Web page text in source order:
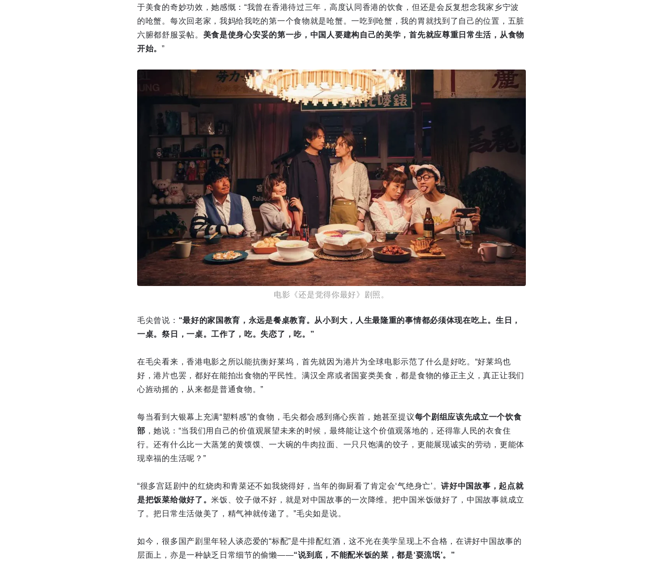
于美食的奇妙功效，她感慨：“我曾在香港待过三年，高度认同香港的饮食，但还是会反复想念我家乡宁波
的呛蟹。每次回老家，我妈给我吃的第一个食物就是呛蟹。一吃到呛蟹，我的胃就找到了自己的位置，五脏
六腑都舒服妥帖。 美食是使身心安妥的第一步，中国人要建构自己的美学，首先就应尊重日常生活，从食物
开始。”
电影《还是觉得你最好》剧照。
毛尖曾说： “最好的家国教育，永远是餐桌教育。从小到大，人生最隆重的事情都必须体现在吃上。生日，
一桌。祭日，一桌。工作了，吃。失恋了，吃。”
在毛尖看来，香港电影之所以能抗衡好莱坞，首先就因为港片为全球电影示范了什么是好吃。“好莱坞也
好，港片也罢，都好在能拍出食物的平民性。满汉全席或者国宴类美食，都是食物的修正主义，真正让我们
心旌动摇的，从来都是普通食物。”
每当看到大银幕上充满“塑料感”的食物，毛尖都会感到痛心疾首，她甚至提议每个剧组应该先成立一个饮食
部 ，她说：“当我们用自己的价值观展望未来的时候，最终能让这个价值观落地的，还得靠人民的衣食住
行。还有什么比一大蒸笼的黄馍馍、一大碗的牛肉拉面、一只只饱满的饺子，更能展现诚实的劳动，更能体
现幸福的生活呢？”
“很多宫廷剧中的红烧肉和青菜还不如我烧得好，当年的御厨看了肯定会‘气绝身亡’。讲好中国故事，起点就
是把饭菜给做好了。米饭、饺子做不好，就是对中国故事的一次降维。把中国米饭做好了，中国故事就成立
了。把日常生活做美了，精气神就传递了。”毛尖如是说。
如今，很多国产剧里年轻人谈恋爱的“标配”是牛排配红酒，这不光在美学呈现上不合格，在讲好中国故事的
层面上，亦是一种缺乏日常细节的偷懒——“说到底，不能配米饭的菜，都是‘耍流氓’。”